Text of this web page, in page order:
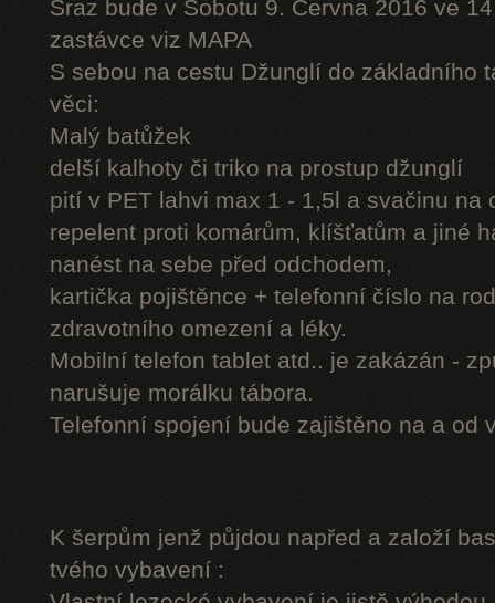
Sraz bude v Sobotu 9. Června 2016 ve
zastávce viz MAPA
S sebou na cestu Džunglí do základního
věci:
Malý batůžek
delší kalhoty či triko na prostup džunglí
pití v PET lahvi max 1 - 1,5l a svačinu na
repelent proti komárům, klíšťatům a jiné
nanést na sebe před odchodem,
kartička pojištěnce + telefonní číslo na
zdravotního omezení a léky.
Mobilní telefon tablet atd.. je zakázán -
narušuje morálku tábora.
Telefonní spojení bude zajištěno na a od
K šerpům jenž půjdou napřed a založí
tvého vybavení :